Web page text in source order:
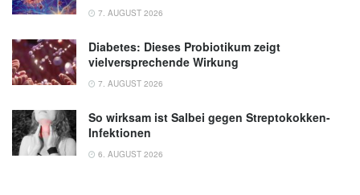
7. AUGUST 2026
Diabetes: Dieses Probiotikum zeigt
vielversprechende Wirkung
7. AUGUST 2026
So wirksam ist Salbei gegen Streptokokken-
Infektionen
6. AUGUST 2026